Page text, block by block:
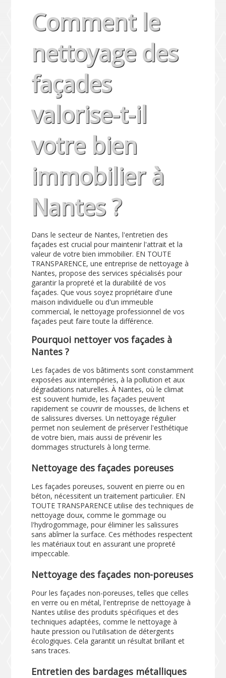
Comment le
nettoyage des
façades
valorise-t-il
votre bien
immobilier à
Nantes ?
Dans le secteur de Nantes, l'entretien des
façades est crucial pour maintenir l'attrait et la
valeur de votre bien immobilier. EN TOUTE
TRANSPARENCE, une entreprise de nettoyage à
Nantes, propose des services spécialisés pour
garantir la propreté et la durabilité de vos
façades. Que vous soyez propriétaire d'une
maison individuelle ou d'un immeuble
commercial, le nettoyage professionnel de vos
façades peut faire toute la différence.
Pourquoi nettoyer vos façades à
Nantes ?
Les façades de vos bâtiments sont constamment
exposées aux intempéries, à la pollution et aux
dégradations naturelles. À Nantes, où le climat
est souvent humide, les façades peuvent
rapidement se couvrir de mousses, de lichens et
de salissures diverses. Un nettoyage régulier
permet non seulement de préserver l'esthétique
de votre bien, mais aussi de prévenir les
dommages structurels à long terme.
Nettoyage des façades poreuses
Les façades poreuses, souvent en pierre ou en
béton, nécessitent un traitement particulier. EN
TOUTE TRANSPARENCE utilise des techniques de
nettoyage doux, comme le gommage ou
l'hydrogommage, pour éliminer les salissures
sans abîmer la surface. Ces méthodes respectent
les matériaux tout en assurant une propreté
impeccable.
Nettoyage des façades non-poreuses
Pour les façades non-poreuses, telles que celles
en verre ou en métal, l'entreprise de nettoyage à
Nantes utilise des produits spécifiques et des
techniques adaptées, comme le nettoyage à
haute pression ou l'utilisation de détergents
écologiques. Cela garantit un résultat brillant et
sans traces.
Entretien des bardages métalliques